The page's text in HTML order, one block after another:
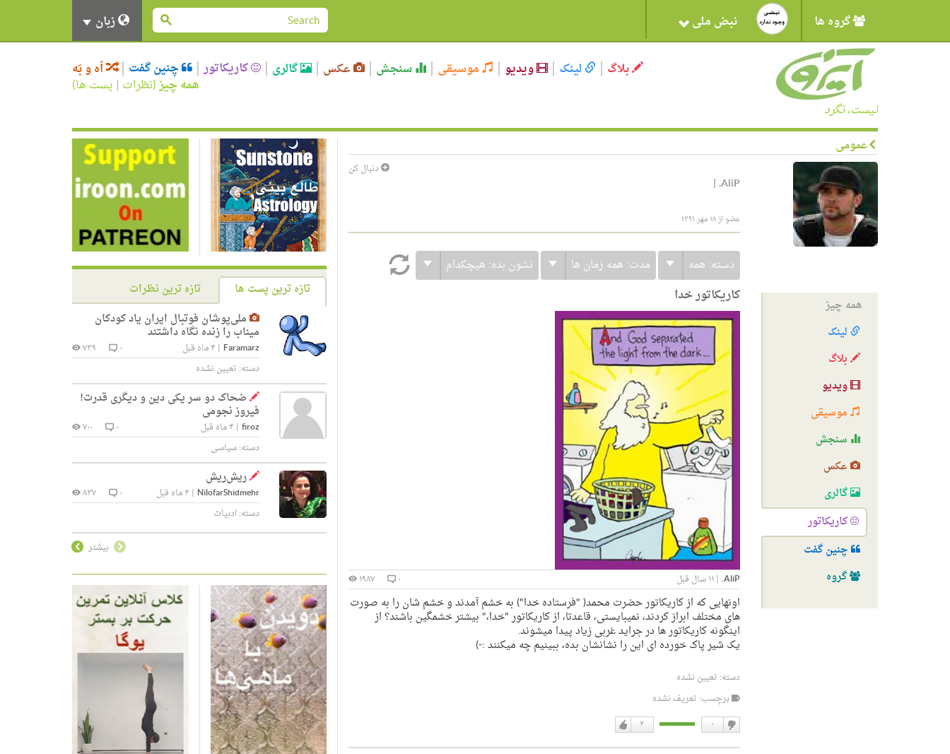
گروه ها نبض ملی زبان
نیست، نگرد
بلاگ لینک ویدیو موسیقی سنجش عکس گالری کاریکاتور چنین گفت اَه و بَه
همه چیز(نظرات | پست ها)
عمومی
همه چیز
لینک
بلاگ
ویدیو
موسیقی
سنجش
عکس
گالری
کاریکاتور
چنین گفت
گروه
دنبال کن
AliP.
|
عضو از ۱۸ مهر ۱۳۹۱
دسته: همه مدت: همه زمان ها نشون بده: هیچکدام
کاریکاتور خدا
AliP.
|۱۱ سال قبل ۰ ۱۹۸۷
اونهایی که از کاریکاتور حضرت محمد( "فرستاده خدا") به خشم آمدند و خشم شان را به صورت
های مختلف ابراز کردند، نمیبایستی، قاعدتا، از کاریکاتور "خدا،" بیشتر خشمگین باشند؟ از
اینگونه کاریکاتور ها در جراید غربی زیاد پیدا میشوند.
یک شیر پاک خورده ای این را نشانشان بده، ببینیم چه میکنند :-)
دسته: تعیین نشده
برچسب: تعریف نشده
۳ ۰
تازه ترین پست ها
تازه ترین نظرات
ملی‌پوشان فوتبال ایران یاد کودکان
میناب را زنده نگاه داشتند
Faramarz
| ۴ ماه قبل ۰
۷۳۹
دسته: تعیین نشده
ضحاک دو سر یکی دین و دیگری قدرت!
فیروز نجومی
firoz
| ۴ ماه قبل ۰
۷۰۰
دسته:سیاسی
ریش‌ریش
NilofarShidmehr
| ۴ ماه قبل ۰
۸۳۷
دسته:ادبیات
بیشتر